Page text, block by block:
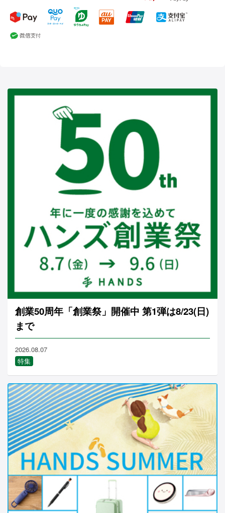
創業50周年「創業祭」開催中 第1弾は8/23(日)
まで
2026.08.07
特集